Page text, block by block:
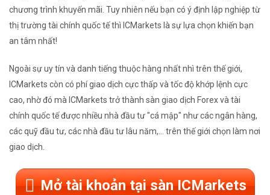
chương trình khuyến mãi. Tuy nhiên nếu bạn có ý định lập nghiệp từ
thị trường tài chính quốc tế thì ICMarkets là sự lựa chọn khiến bạn
an tâm nhất!
Ngoài sự uy tín và danh tiếng thuộc hàng nhất nhì trên thế giới,
ICMarkets còn có phí giao dịch cực thấp và tốc độ khớp lệnh cực
cao, nhờ đó mà ICMarkets trở thành sàn giao dịch Forex và tài
chính quốc tế được nhiều nhà đầu tư "cá mập" như các ngân hàng,
các quỹ đầu tư, các nhà đầu tư lâu năm,... trên thế giới chọn làm nơi
giao dịch.
Mở tài khoản tại sàn ICMarkets